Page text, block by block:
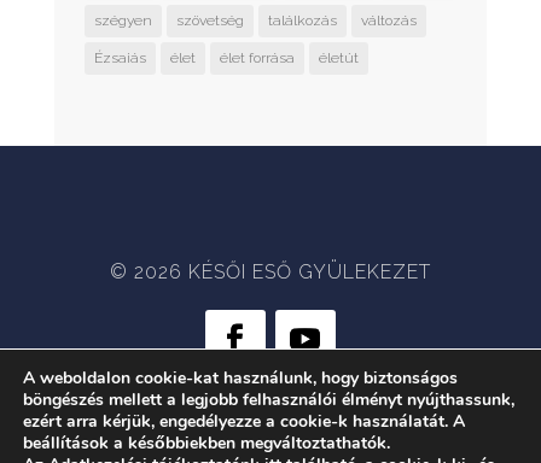
szégyen szövetség találkozás változás
Ézsaiás élet élet forrása életút
© 2026 KÉSŐI ESŐ GYÜLEKEZET
WEB: CRÆTIVE.HU| TÁRHELY:
RACKFOREST KFT.
A weboldalon cookie-kat használunk, hogy biztonságos
böngészés mellett a legjobb felhasználói élményt nyújthassunk,
ezért arra kérjük, engedélyezze a cookie-k használatát. A
beállítások a későbbiekben megváltoztathatók.